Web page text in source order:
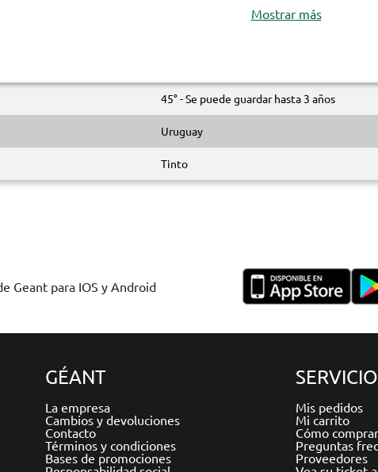
Mostrar más
45° - Se puede guardar hasta 3 años
Uruguay
Tinto
Geant para IOS y Android
GÉANT
La empresa
Cambios y devoluciones
Contacto
Términos y condiciones
Bases de promociones
Mis pedidos
Mi carrito
Cómo comprar
Preguntas
Proveedores